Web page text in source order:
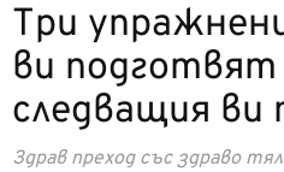
Три
ви подготвят
следващия ви
Здрав преход със здраво